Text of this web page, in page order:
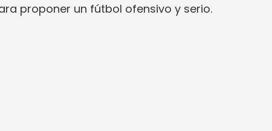
proponer un fútbol ofensivo y serio.